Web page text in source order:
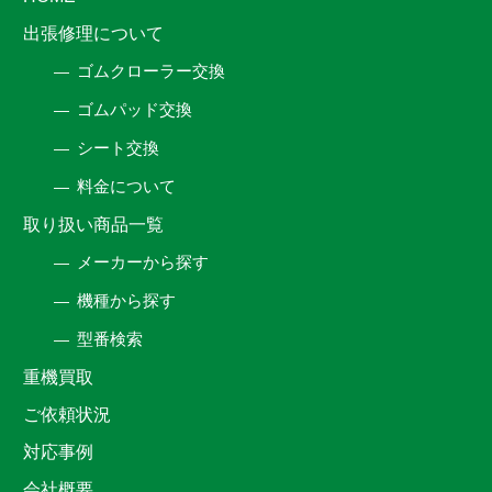
出張修理について
ゴムクローラー交換
ゴムパッド交換
シート交換
料金について
取り扱い商品一覧
メーカーから探す
機種から探す
型番検索
重機買取
ご依頼状況
対応事例